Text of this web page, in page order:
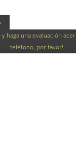
y haga una evaluación
teléfono, por favor!